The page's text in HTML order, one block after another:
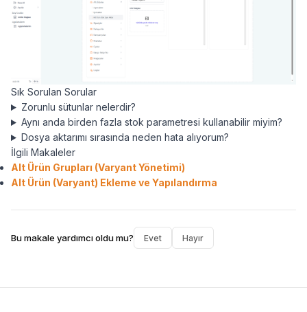
Sık Sorulan Sorular
Zorunlu sütunlar nelerdir?
Aynı anda birden fazla stok parametresi kullanabilir miyim?
Dosya aktarımı sırasında neden hata alıyorum?
İlgili Makaleler
Alt Ürün Grupları (Varyant Yönetimi)
Alt Ürün (Varyant) Ekleme ve Yapılandırma
Bu makale yardımcı oldu mu? Evet Hayır